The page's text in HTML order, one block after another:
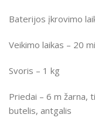
Baterijos įkrovimo
Veikimo laikas – 20
Svoris – 1 kg
Priedai – 6 m žarna,
butelis, antgalis